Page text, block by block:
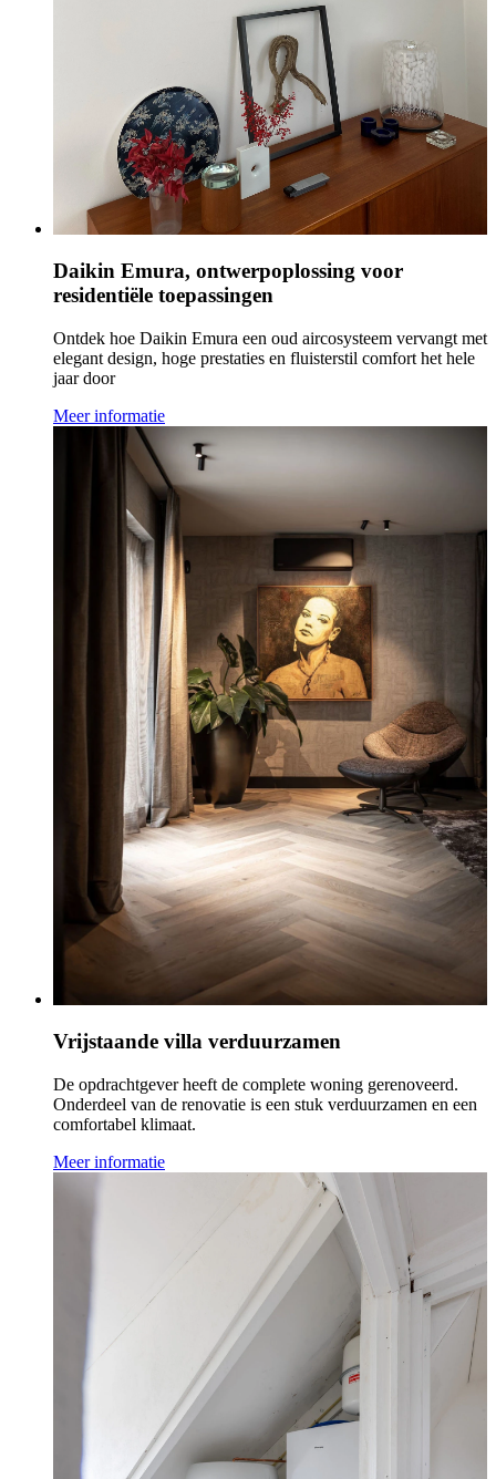
Daikin Emura, ontwerpoplossing voor
residentiële toepassingen
Ontdek hoe Daikin Emura een oud aircosysteem vervangt met
elegant design, hoge prestaties en fluisterstil comfort het hele
jaar door
Meer informatie
Vrijstaande villa verduurzamen
De opdrachtgever heeft de complete woning gerenoveerd.
Onderdeel van de renovatie is een stuk verduurzamen en een
comfortabel klimaat.
Meer informatie